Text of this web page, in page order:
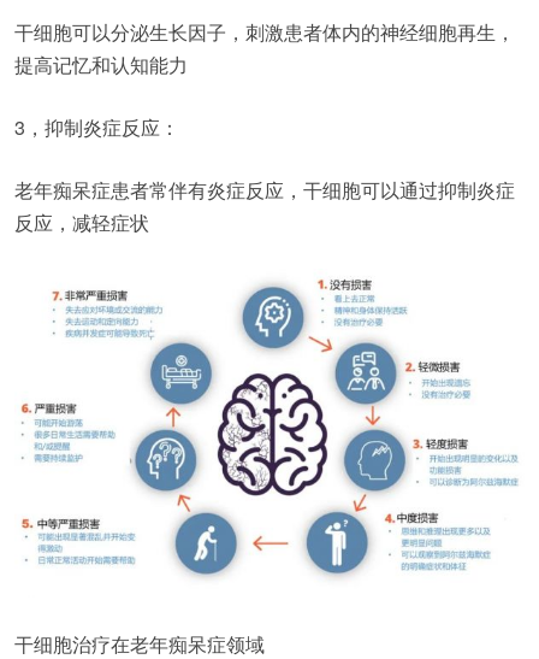
干细胞可以分泌生长因子，刺激患者体内的神经细胞再生，
提高记忆和认知能力
3，抑制炎症反应：
老年痴呆症患者常伴有炎症反应，干细胞可以通过抑制炎症
反应，减轻症状
干细胞治疗在老年痴呆症领域